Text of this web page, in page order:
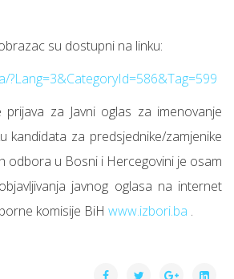
su dostupni na linku:
?Lang=3&CategoryId=586&Tag=599
za Javni oglas za imenovanje
kandidata za predsjednike/zamjenike
odbora u Bosni i Hercegovini je osam
javnog oglasa na internet
komisije BiH www.izbori.ba .